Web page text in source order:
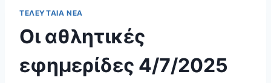
ΤΕΛΕΥΤΑΊΑ ΝΈΑ
Οι αθλητικές
εφημερίδες 4/7/2025